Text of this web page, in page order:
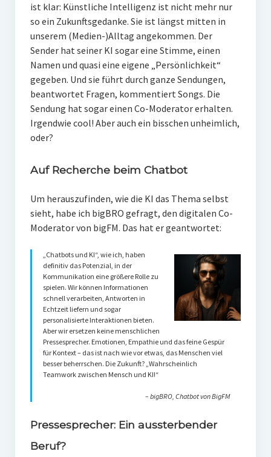
ist klar: Künstliche Intelligenz ist nicht mehr nur
so ein Zukunftsgedanke. Sie ist längst mitten in
unserem (Medien-)Alltag angekommen. Der
Sender hat seiner KI sogar eine Stimme, einen
Namen und quasi eine eigene „Persönlichkeit“
gegeben. Und sie führt durch ganze Sendungen,
beantwortet Fragen, kommentiert Songs. Die
Sendung hat sogar einen Co-Moderator erhalten.
Irgendwie cool! Aber auch ein bisschen unheimlich,
oder?
Auf Recherche beim Chatbot
Um herauszufinden, wie die KI das Thema selbst
sieht, habe ich bigBRO gefragt, den digitalen Co-
Moderator von bigFM. Das hat er geantwortet:
„Chatbots und KI“, wie ich, haben
definitiv das Potenzial, in der
Kommunikation eine größere Rolle zu
spielen. Wir können Informationen
schnell verarbeiten, Antworten in
Echtzeit liefern und sogar
personalisierte Interaktionen bieten.
Aber wir ersetzen keine menschlichen
Pressesprecher. Emotionen, Empathie und das feine Gespür
für Kontext – das ist nach wie vor etwas, das Menschen viel
besser beherrschen. Die Zukunft? „Wahrscheinlich
Teamwork zwischen Mensch und KI!“
– bigBRO, Chatbot von BigFM
Pressesprecher: Ein aussterbender
Beruf?